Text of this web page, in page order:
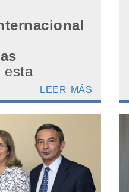
esta
LEER MÁS